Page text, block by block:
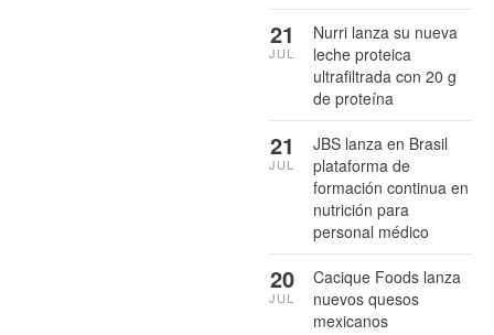
Nurri lanza su nueva
leche proteica
ultrafiltrada con 20 g
de proteína
21
JUL
JBS lanza en Brasil
plataforma de
formación continua en
nutrición para
personal médico
21
JUL
Cacique Foods lanza
nuevos quesos
mexicanos
20
JUL